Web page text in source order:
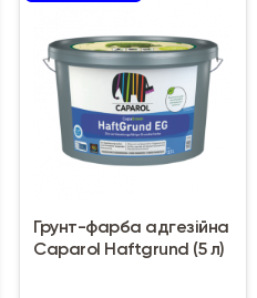
Грунт-фарба адгезійна
Caparol Haftgrund (5 л)